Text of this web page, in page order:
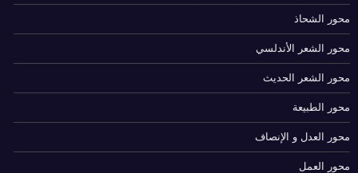
محور الشحاذ
محور الشعر الأندلسي
محور الشعر الحديث
محور الطبيعة
محور العدل و الإنصاف
محور العمل